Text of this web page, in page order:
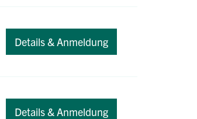
Details & Anmeldung
Details & Anmeldung